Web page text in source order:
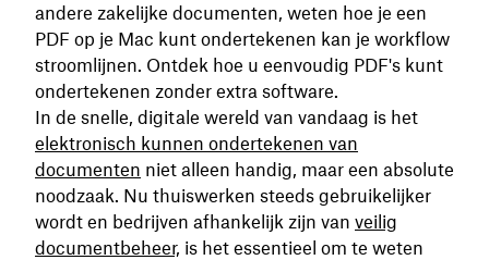
andere zakelijke documenten, weten hoe je een
PDF op je Mac kunt ondertekenen kan je workflow
stroomlijnen. Ontdek hoe u eenvoudig PDF's kunt
ondertekenen zonder extra software.
In de snelle, digitale wereld van vandaag is het
elektronisch kunnen ondertekenen van
documenten niet alleen handig, maar een absolute
noodzaak. Nu thuiswerken steeds gebruikelijker
wordt en bedrijven afhankelijk zijn van veilig
documentbeheer, is het essentieel om te weten